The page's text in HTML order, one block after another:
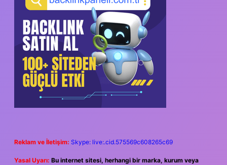
Reklam ve İletişim: Skype: live:.cid.575569c608265c69
Yasal Uyarı: Bu internet sitesi, herhangi bir marka, kurum veya